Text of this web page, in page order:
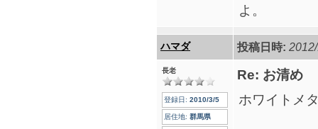
よ。
ハマダ 投稿日時:
長老
登録日: 2010/3/5
居住地: 群馬県
Re: お清め
ホワイトメ